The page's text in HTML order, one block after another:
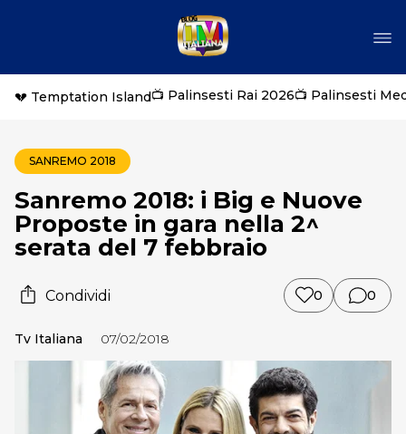
💔 Temptation Island📺 Palinsesti Rai 2026📺 Palinsesti
SANREMO 2018
Sanremo 2018: i Big e Nuove
Proposte in gara nella 2^
serata del 7 febbraio
Condividi 0 0
Tv Italiana 07/02/2018